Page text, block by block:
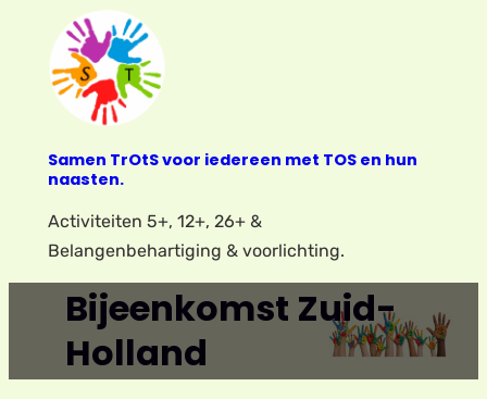
inhoud
Samen TrOtS voor iedereen met TOS en hun
naasten.
Activiteiten 5+, 12+, 26+ &
Belangenbehartiging & voorlichting.
Bijeenkomst Zuid-
Holland